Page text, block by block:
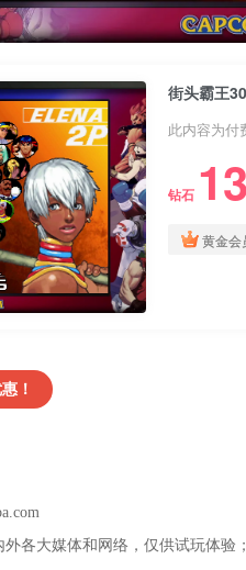
此内容为付
钻石 13
黄金会
！
各大媒体和网络，仅供试玩体